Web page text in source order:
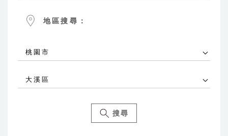
地區搜尋：
桃園市
大溪區
搜尋